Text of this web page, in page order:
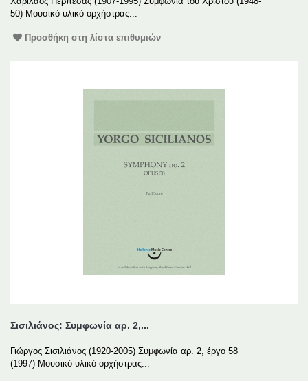
50) Μουσικό υλικό ορχήστρας...
Προσθήκη στη λίστα επιθυμιών
Σισιλιάνος: Συμφωνία αρ. 2,...
Γιώργος Σισιλιάνος (1920-2005) Συμφωνία αρ. 2, έργο 58
(1997) Μουσικό υλικό ορχήστρας...